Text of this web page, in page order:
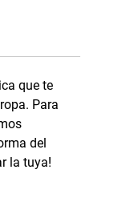
que te
Para
del
la tuya!